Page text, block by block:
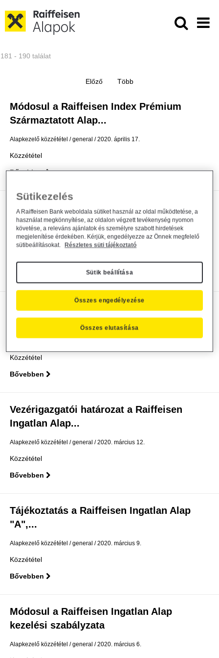
Közzétételek - Raiffeisen
181 - 190 találat
Módosul a Raiffeisen Index Prémium
Származtatott Alap...
Alapkezelő közzététel general 2020. április 17.
Közzététel
Bővebben
A koronavírus teremtette helyzet hatása a
Raiffeisen...
Alapkezelő közzététel general 2020. március 25.
Vezérigazgatói határozat a Raiffeisen
Ingatlan Alap...
Közzététel
Bővebben
Vezérigazgatói határozat a Raiffeisen
Ingatlan Alap...
Alapkezelő közzététel general 2020. március 12.
Közzététel
Bővebben
Tájékoztatás a Raiffeisen Ingatlan Alap
"A",...
Alapkezelő közzététel general 2020. március 9.
Közzététel
Bővebben
Módosul a Raiffeisen Ingatlan Alap
kezelési szabályzata
Alapkezelő közzététel general 2020. március 6.
Sütikezelés
A Raiffeisen Bank weboldala sütiket használ az oldal működtetése, a
használat megkönnyítése, az oldalon végzett tevékenység nyomon
követése, a releváns ajánlatok és személyre szabott hirdetések
megjelenítése érdekében. Kérjük, engedélyezze az Önnek megfelelő
sütibeállításokat.
Részletes süti tájékoztató
Sütik beállítása
Összes elutasítása
Összes engedélyezése